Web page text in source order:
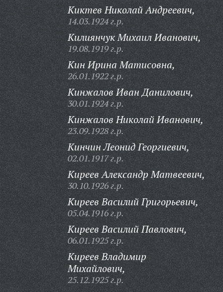
Киктев Николай Андреевич,
14.03.1924 г.р.
Килиянчук Михаил Иванович,
19.08.1919 г.р.
Кин Ирина Матисовна,
26.01.1922 г.р.
Кинжалов Иван Данилович,
30.01.1924 г.р.
Кинжалов Николай Иванович,
23.09.1928 г.р.
Кинчин Леонид Георгиевич,
02.01.1917 г.р.
Киреев Александр Матвеевич,
30.10.1926 г.р.
Киреев Василий Григорьевич,
05.04.1916 г.р.
Киреев Василий Павлович,
06.01.1925 г.р.
Киреев Владимир
Михайлович,
25.12.1925 г.р.